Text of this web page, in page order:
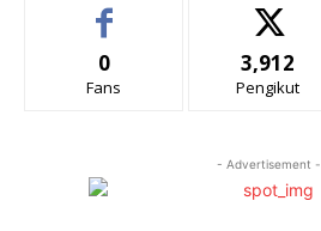
0
Fans
3,912
Pengikut
- Advertisement -